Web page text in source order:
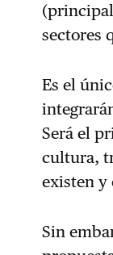
sectores
Es el
Será el
cultura,
existen y
Sin